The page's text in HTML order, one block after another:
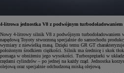
4-litrowa jednostka V8 z podwójnym
Nowy 4-litrowy silnik V8 z podwójnym turbodoładowaniem
napędową Toyoty stworzoną specjalnie do samochodu
wymiary z niewielką masą. Dzięki temu GR GT
położonym środkiem ciężkości. Silnik ma średnicę i skok
pomaga w obniżeniu jego wysokości. Turbosprężarki w
rzędami cylindrów – po jednej na każdy rząd. Jednostka
olejową oraz specjalnie odchudzoną miską olejową.